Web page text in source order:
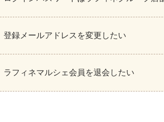
登録メールアドレスを変更したい
ラフィネマルシェ会員を退会したい